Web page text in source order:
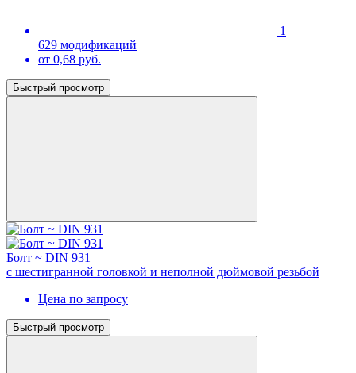
1
629 модификаций
от 0,68 руб.
Быстрый просмотр
Болт ~ DIN 931
с шестигранной головкой и неполной дюймовой резьбой
Цена по запросу
Быстрый просмотр